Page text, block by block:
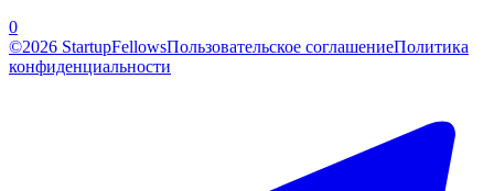
0
©2026 StartupFellowsПользовательское соглашениеПолитика
конфиденциальности